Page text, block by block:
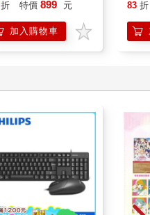
折 特價 899 元
加入購物車
83 折